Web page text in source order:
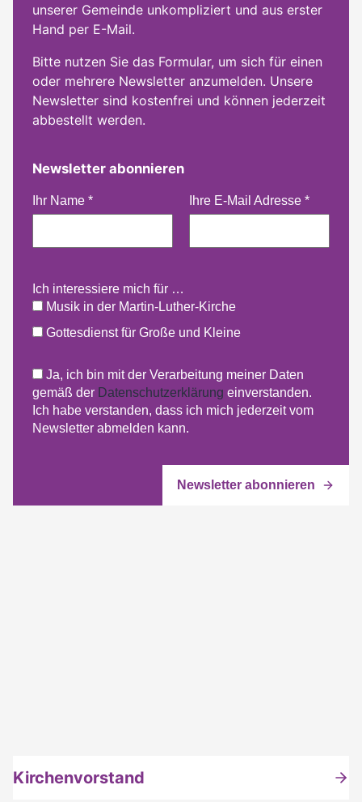
unserer Gemeinde unkompliziert und aus erster
Hand per E-Mail.
Bitte nutzen Sie das Formular, um sich für einen
oder mehrere Newsletter anzumelden. Unsere
Newsletter sind kostenfrei und können jederzeit
abbestellt werden.
Newsletter abonnieren
Ihr Name * Ihre E-Mail Adresse *
Ich interessiere mich für …
Musik in der Martin-Luther-Kirche
Gottesdienst für Große und Kleine
Ja, ich bin mit der Verarbeitung meiner Daten
gemäß der Datenschutzerklärung einverstanden.
Ich habe verstanden, dass ich mich jederzeit vom
Newsletter abmelden kann.
Kirchenvorstand